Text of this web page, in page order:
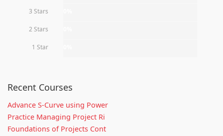
3 Stars
2 Stars
1 Star
Recent Courses
Advance S-Curve using Power
Practice Managing Project Ri
Foundations of Projects Cont